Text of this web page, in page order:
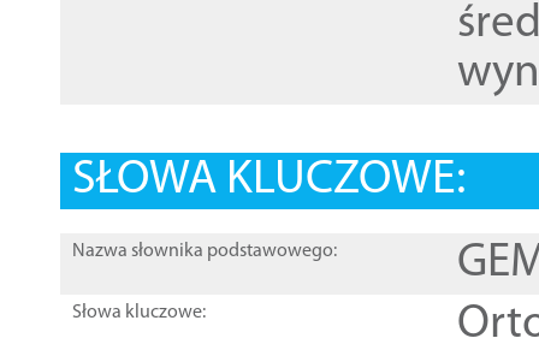
SŁOWA KLUCZOWE:
Nazwa słownika podstawowego:
Słowa kluczowe: